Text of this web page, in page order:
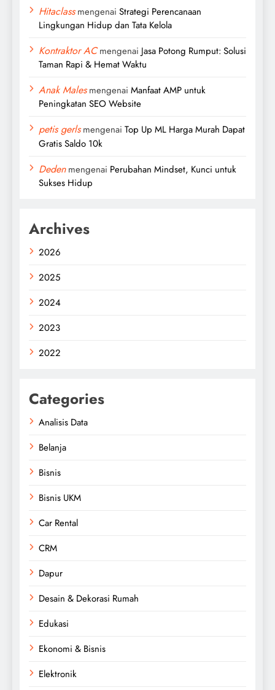
Hitaclassmengenai Strategi Perencanaan
Lingkungan Hidup dan Tata Kelola
Kontraktor ACmengenai Jasa Potong Rumput: Solusi
Taman Rapi & Hemat Waktu
Anak Malesmengenai Manfaat AMP untuk
Peningkatan SEO Website
petis gerlsmengenai Top Up ML Harga Murah Dapat
Gratis Saldo 10k
Dedenmengenai Perubahan Mindset, Kunci untuk
Sukses Hidup
Archives
2026
2025
2024
2023
2022
Categories
Analisis Data
Belanja
Bisnis
Bisnis UKM
Car Rental
CRM
Dapur
Desain & Dekorasi Rumah
Edukasi
Ekonomi & Bisnis
Elektronik